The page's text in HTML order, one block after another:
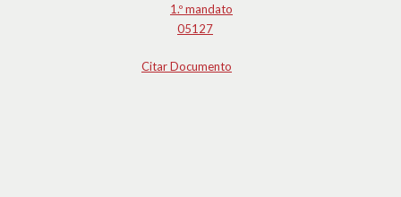
1.º mandato
05127
Citar Documento